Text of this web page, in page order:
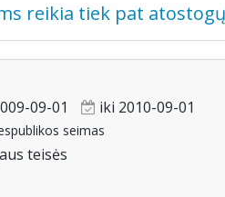
reikia tiek pat
09-01 iki 2010-09-01
seimas
teisės